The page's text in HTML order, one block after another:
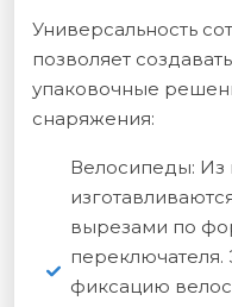
Универсальность
позволяет
упаковочные
снаряжения:
Велосипеды: Из
вырезами по
переключателя.
фиксацию